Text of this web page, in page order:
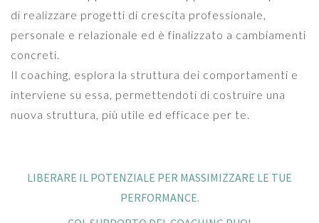
di realizzare progetti di crescita professionale,
personale e relazionale ed è finalizzato a cambiamenti
concreti.
Il coaching, esplora la struttura dei comportamenti e
interviene su essa, permettendoti di costruire una
nuova struttura, più utile ed efficace per te.
LIBERARE IL POTENZIALE PER MASSIMIZZARE LE TUE
PERFORMANCE.